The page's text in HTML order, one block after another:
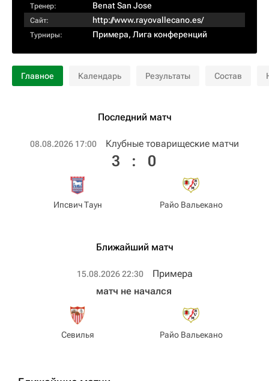
Тренер: Benat San Jose
Сайт: http://www.rayovallecano.es/
Турниры: Примера, Лига конференций
Главное Календарь Результаты Состав
Последний матч
08.08.2026 17:00 Клубные товарищеские матчи
Ипсвич Таун
3 : 0
Райо Вальекано
Ближайший матч
15.08.2026 22:30 Примера
Севилья
матч не начался
Райо Вальекано